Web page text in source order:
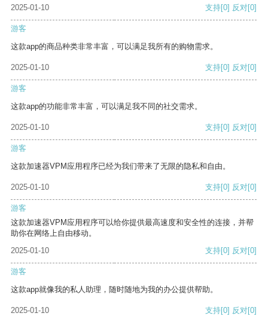
2025-01-10 支持[0] 反对[0]
游客
这款app的商品种类非常丰富，可以满足我所有的购物需求。
2025-01-10 支持[0] 反对[0]
游客
这款app的功能非常丰富，可以满足我不同的社交需求。
2025-01-10 支持[0] 反对[0]
游客
这款加速器VPM应用程序已经为我们带来了无限的隐私和自由。
2025-01-10 支持[0] 反对[0]
游客
这款加速器VPM应用程序可以给你提供最高速度和安全性的连接，并帮
助你在网络上自由移动。
2025-01-10
支持[0] 反对[0]
游客
这款app就像我的私人助理，随时随地为我的办公提供帮助。
2025-01-10 支持[0] 反对[0]